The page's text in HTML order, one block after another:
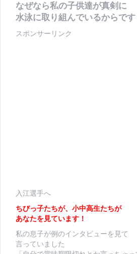
なぜなら私の子供達が真剣に
水泳に取り組んでいるからです
スポンサーリンク
入江選手へ
ちびっ子たちが、小中高生たちが
あなたを見ています！
私の息子が例のインタビューを見て
言っていました